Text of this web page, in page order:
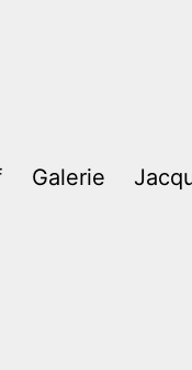
Galerie